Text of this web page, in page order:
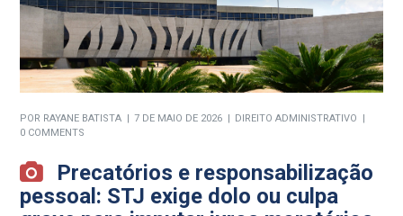
POR RAYANE BATISTA 7 DE MAIO DE 2026
DIREITO ADMINISTRATIVO
0 COMMENTS
Precatórios e responsabilização
pessoal: STJ exige dolo ou culpa